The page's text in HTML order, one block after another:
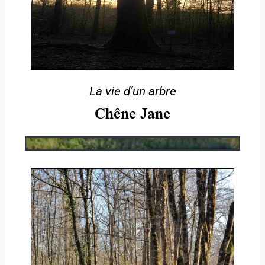
La vie d’un arbre
Chêne Jane